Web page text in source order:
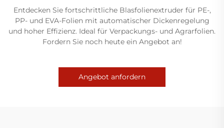
Entdecken Sie fortschrittliche Blasfolienextruder für PE-,
PP- und EVA-Folien mit automatischer Dickenregelung
und hoher Effizienz. Ideal für Verpackungs- und Agrarfolien.
Fordern Sie noch heute ein Angebot an!
Angebot anfordern